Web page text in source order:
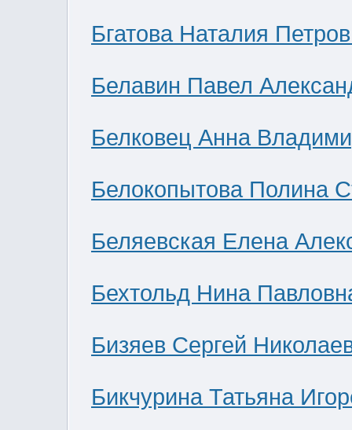
Бгатова Наталия
Белавин Павел
Белковец Анна
Белокопытова Полина
Беляевская Елена
Бехтольд Нина
Бизяев Сергей
Бикчурина Татьяна